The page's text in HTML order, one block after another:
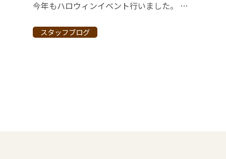
今年もハロウィンイベント行いました。 院内のディスプレイは雰囲気出ていて大人気でした！ １０月３０日（火）には来院患者さんにお菓子をプレゼント。 みなさんハロウィンの気分を味わって、楽しんでくださいました。
スタッフブログ